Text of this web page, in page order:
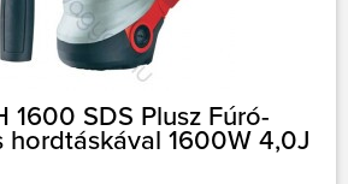
1600 SDS Plusz Fúró-
hordtáskával 1600W 4,0J